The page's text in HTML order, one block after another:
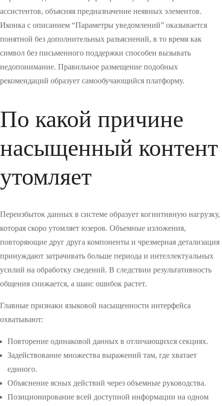
ассистентов, объясняя предназначение неявных элементов.
Иконка с описанием “Параметры уведомлений” оказывается
понятной без дополнительных разъяснений, в то время как
символ без письменного поддержки способен вызывать
недопонимание. Правильное размещение подобных
рекомендаций образует самообучающийся платформу.
По какой причине
насыщенный контент
утомляет
Переизбыток данных в системе образует когнитивную нагрузку,
которая скоро утомляет юзеров. Объемные изложения,
повторяющие друг друга компоненты и чрезмерная детализация
принуждают затрачивать больше периода и интеллектуальных
усилий на обработку сведений. В следствии результативность
общения снижается, а шанс ошибок растет.
Главные признаки языковой насыщенности интерфейса
охватывают:
Повторение одинаковой данных в отличающихся секциях.
Задействование множества выражений там, где хватает
единого.
Объяснение ясных действий через объемные руководства.
Позиционирование всей доступной информации на одном